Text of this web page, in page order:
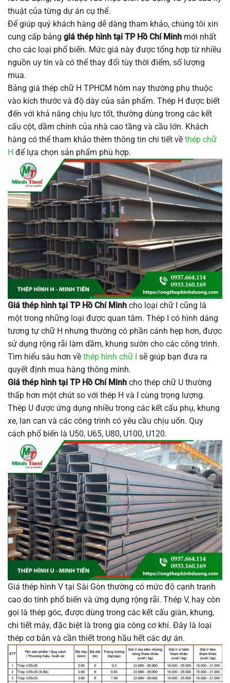
thuật của từng dự án cụ thể.
Để giúp quý khách hàng dễ dàng tham khảo, chúng tôi xin
cung cấp bảng giá thép hình tại TP Hồ Chí Minh mới nhất
cho các loại phổ biến. Mức giá này được tổng hợp từ nhiều
nguồn uy tín và có thể thay đổi tùy thời điểm, số lượng
mua.
Bảng giá thép chữ H TPHCM hôm nay thường phụ thuộc
vào kích thước và độ dày của sản phẩm. Thép H được biết
đến với khả năng chịu lực tốt, thường dùng trong các kết
cấu cột, dầm chính của nhà cao tầng và cầu lớn. Khách
hàng có thể tham khảo thêm thông tin chi tiết về thép chữ
H để lựa chọn sản phẩm phù hợp.
Giá thép hình tại TP Hồ Chí Minh cho loại chữ I cũng là
một trong những loại được quan tâm. Thép I có hình dáng
tương tự chữ H nhưng thường có phần cánh hẹp hơn, được
sử dụng rộng rãi làm dầm, khung sườn cho các công trình.
Tìm hiểu sâu hơn về thép hình chữ I sẽ giúp bạn đưa ra
quyết định mua hàng thông minh.
Giá thép hình tại TP Hồ Chí Minh cho thép chữ U thường
thấp hơn một chút so với thép H và I cùng trọng lượng.
Thép U được ứng dụng nhiều trong các kết cấu phụ, khung
xe, lan can và các công trình có yêu cầu chịu uốn. Quy
cách phổ biến là U50, U65, U80, U100, U120.
Giá thép hình V tại Sài Gòn thường có mức độ cạnh tranh
cao do tính phổ biến và ứng dụng rộng rãi. Thép V, hay còn
gọi là thép góc, được dùng trong các kết cấu giàn, khung,
chi tiết máy, đặc biệt là trong gia công cơ khí. Đây là loại
thép cơ bản và cần thiết trong hầu hết các dự án.